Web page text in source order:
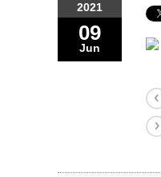
2021
09
Jun